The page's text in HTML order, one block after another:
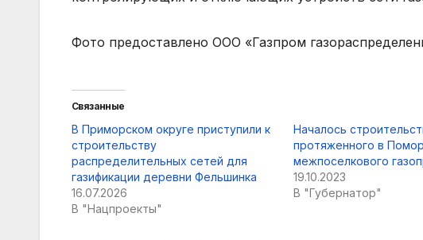
Фото предоставлено ООО «Газпром
Связанные
В Приморском округе приступили к
строительству
распределительных сетей для
газификации деревни Фельшинка
16.07.2026
В "Нацпроекты"
Началось
протяженного в
межпоселкового
19.10.2023
В "Губернатор"